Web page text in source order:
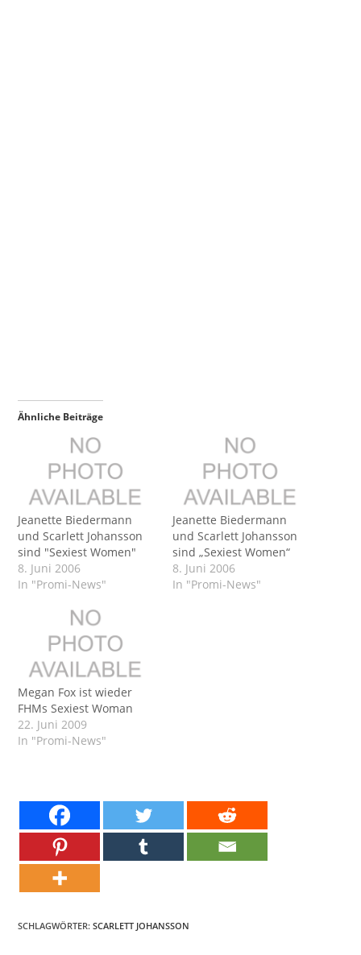
Ähnliche Beiträge
Jeanette Biedermann
und Scarlett Johansson
sind "Sexiest Women"
8. Juni 2006
In "Promi-News"
Jeanette Biedermann
und Scarlett Johansson
sind „Sexiest Women“
8. Juni 2006
In "Promi-News"
Megan Fox ist wieder
FHMs Sexiest Woman
22. Juni 2009
In "Promi-News"
SCHLAGWÖRTER:SCARLETT JOHANSSON